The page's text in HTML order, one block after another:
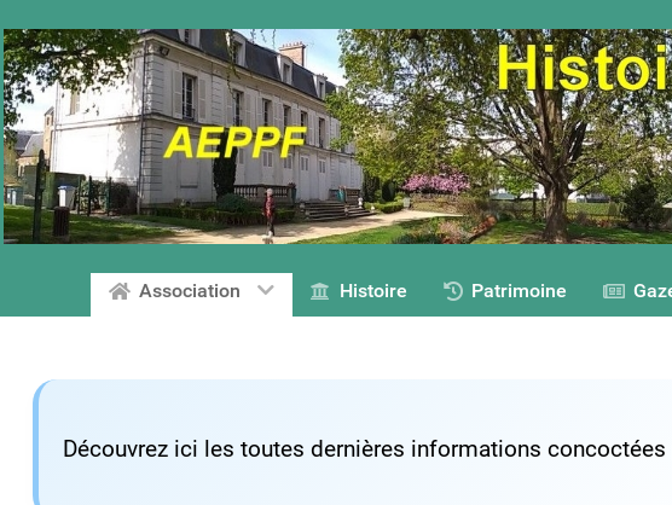
Association Histoire Patrimoine
Découvrez ici les toutes dernières informations